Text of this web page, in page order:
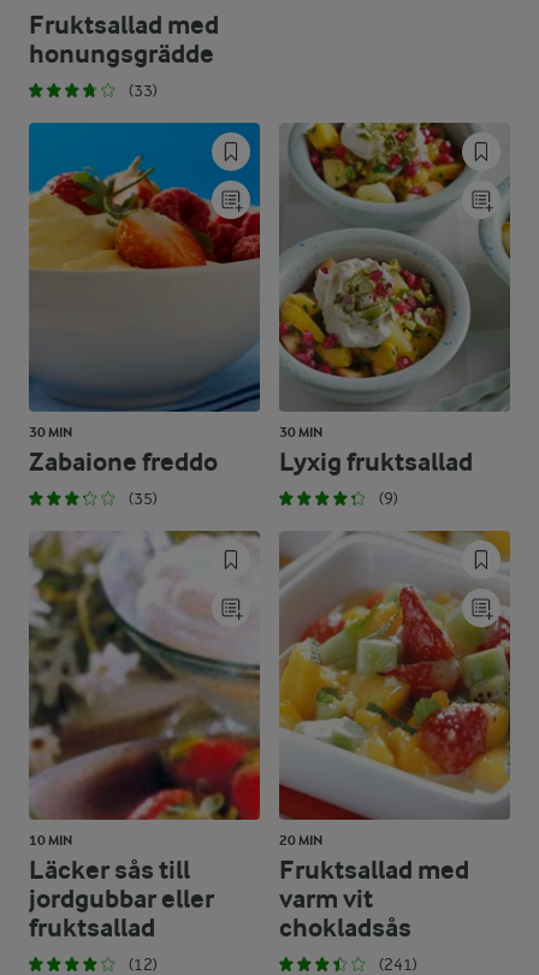
Fruktsallad med
honungsgrädde
(33)
30 MIN
Zabaione freddo
(35)
30 MIN
Lyxig fruktsallad
(9)
10 MIN
Läcker sås till
jordgubbar eller
fruktsallad
(12)
20 MIN
Fruktsallad med
varm vit
chokladsås
(241)